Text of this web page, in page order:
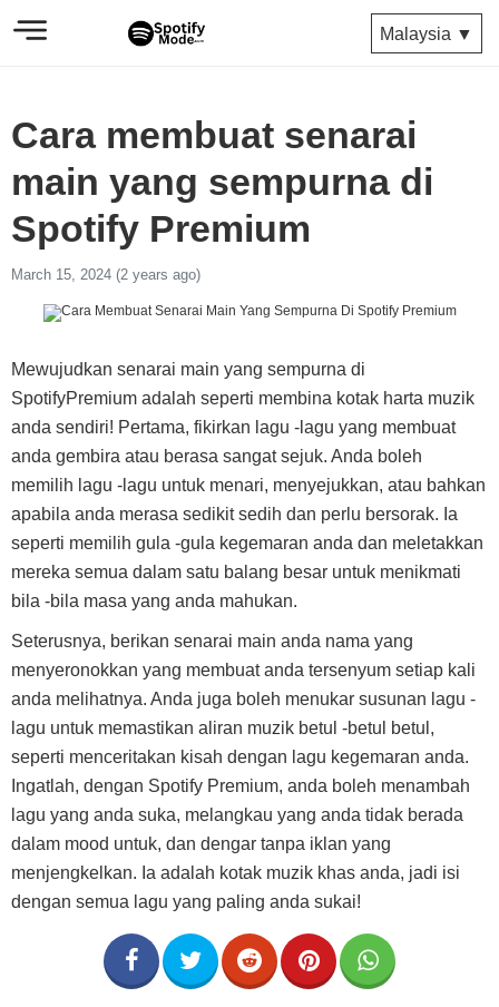
Malaysia ▼
Cara membuat senarai
main yang sempurna di
Spotify Premium
March 15, 2024 (2 years ago)
Mewujudkan senarai main yang sempurna di
SpotifyPremium adalah seperti membina kotak harta muzik
anda sendiri! Pertama, fikirkan lagu -lagu yang membuat
anda gembira atau berasa sangat sejuk. Anda boleh
memilih lagu -lagu untuk menari, menyejukkan, atau bahkan
apabila anda merasa sedikit sedih dan perlu bersorak. Ia
seperti memilih gula -gula kegemaran anda dan meletakkan
mereka semua dalam satu balang besar untuk menikmati
bila -bila masa yang anda mahukan.
Seterusnya, berikan senarai main anda nama yang
menyeronokkan yang membuat anda tersenyum setiap kali
anda melihatnya. Anda juga boleh menukar susunan lagu -
lagu untuk memastikan aliran muzik betul -betul betul,
seperti menceritakan kisah dengan lagu kegemaran anda.
Ingatlah, dengan Spotify Premium, anda boleh menambah
lagu yang anda suka, melangkau yang anda tidak berada
dalam mood untuk, dan dengar tanpa iklan yang
menjengkelkan. Ia adalah kotak muzik khas anda, jadi isi
dengan semua lagu yang paling anda sukai!